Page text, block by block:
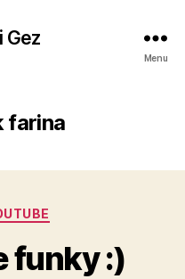
Gez
Menu
farina
funky :)